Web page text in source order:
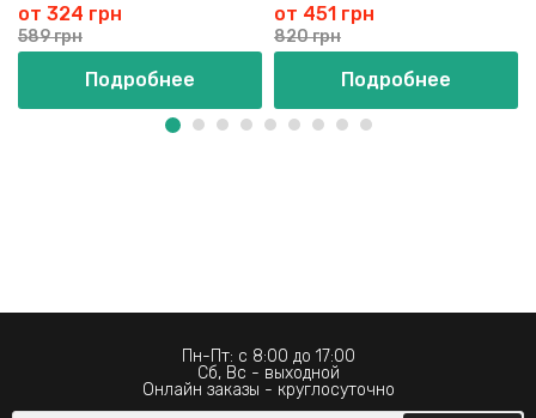
от 324 грн
589 грн
Подробнее
от 451 грн
820 грн
Подробнее
Пн-Пт: с 8:00 до 17:00
Сб, Вс - выходной
Онлайн заказы - круглосуточно